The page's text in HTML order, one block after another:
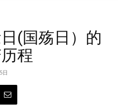
(国殇日）的
程
日